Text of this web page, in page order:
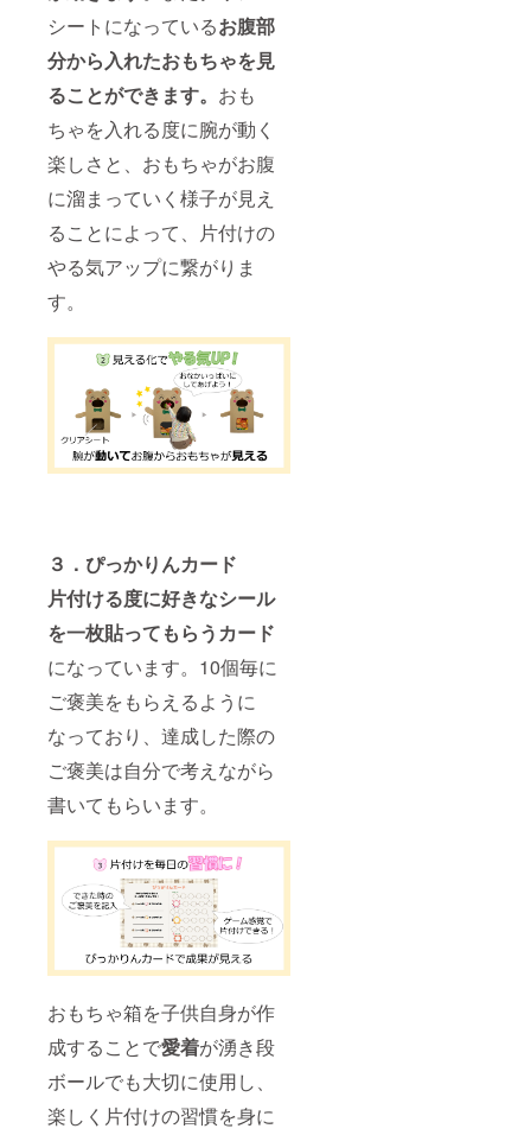
シートになっているお腹部
分から入れたおもちゃを見
ることができます。 おも
ちゃを入れる度に腕が動く
楽しさと、おもちゃがお腹
に溜まっていく様子が見え
ることによって、片付けの
やる気アップに繋がりま
す。
３．ぴっかりんカード
片付ける度に好きなシール
を一枚貼ってもらうカード
になっています。10個毎に
ご褒美をもらえるように
なっており、達成した際の
ご褒美は自分で考えながら
書いてもらいます。
おもちゃ箱を子供自身が作
成することで愛着が湧き段
ボールでも大切に使用し、
楽しく片付けの習慣を身に